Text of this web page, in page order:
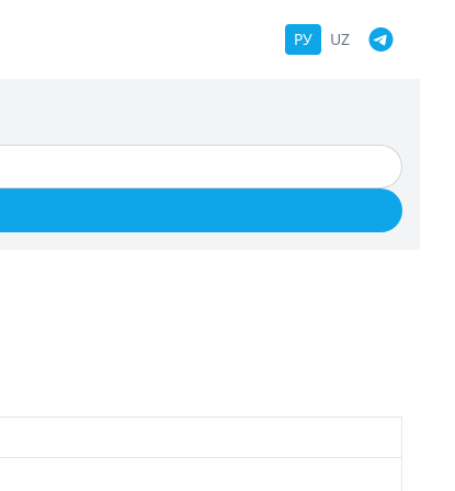
РУ UZ